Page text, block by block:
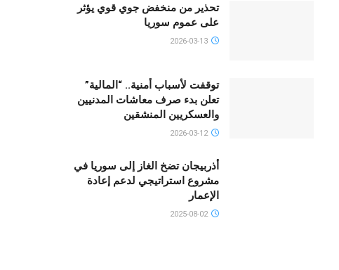
تحذير من منخفض جوي قوي يؤثر
على عموم سوريا
توقفت لأسباب أمنية.. “المالية”
تعلن بدء صرف معاشات المدنيين
والعسكريين المنشقين
2026-03-12
أذربيجان تضخ الغاز إلى سوريا في
مشروع استراتيجي لدعم إعادة
الإعمار
2025-08-02